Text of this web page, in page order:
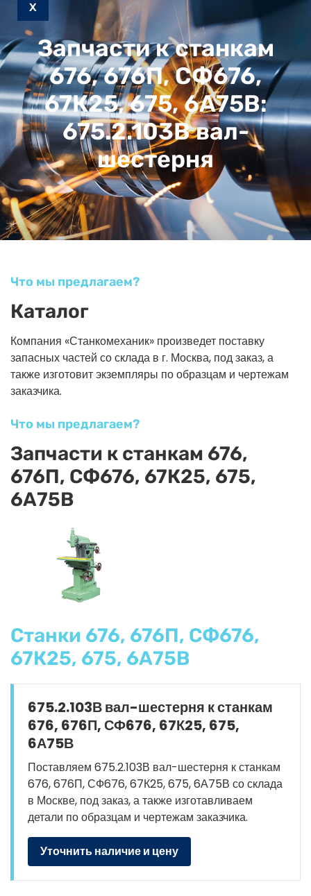
X
Запчасти к станкам
676, 676П, СФ676,
67К25, 675, 6А75В:
675.2.103В вал-
шестерня
Что мы предлагаем?
Каталог
Компания «Станкомеханик» произведет поставку
запасных частей со склада в г. Москва, под заказ, а
также изготовит экземпляры по образцам и чертежам
заказчика.
Что мы предлагаем?
Запчасти к станкам 676,
676П, СФ676, 67К25, 675,
6А75В
Станки 676, 676П, СФ676,
67К25, 675, 6А75В
675.2.103В вал-шестерня к станкам
676, 676П, СФ676, 67К25, 675,
6А75В
Поставляем 675.2.103В вал-шестерня к станкам
676, 676П, СФ676, 67К25, 675, 6А75В со склада
в Москве, под заказ, а также изготавливаем
детали по образцам и чертежам заказчика.
Уточнить наличие и цену